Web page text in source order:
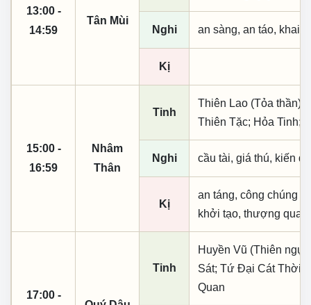
13:00 -
14:59
Tân Mùi
Nghi an sàng, an táo, khai
Kị
15:00 -
16:59
Nhâm
Thân
Tinh
Thiên Lao (Tỏa thần);
Thiên Tặc; Hỏa Tinh;
Nghi cầu tài, giá thú, kiến
Kị
an táng, công chúng
khởi tạo, thượng
17:00 -
Tinh
Huyền Vũ (Thiên
Sát; Tứ Đại Cát Thời;
Quan